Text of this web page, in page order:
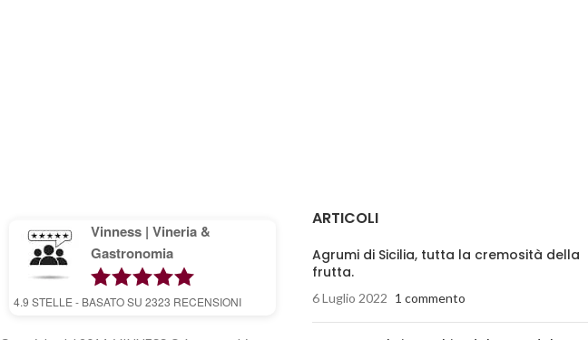
Vinness | Vineria &
Gastronomia
4.9 STELLE - BASATO SU 2323 RECENSIONI
ARTICOLI
Agrumi di Sicilia, tutta la cremosità della
frutta.
6 Luglio 2022 1 commento